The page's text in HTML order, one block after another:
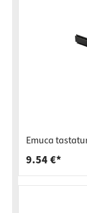
Emuca
9.54 €*